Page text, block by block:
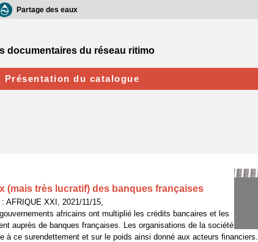
(mais très lucratif) des banques françaises
AFRIQUE XXI, 2021/11/15,
africains ont multiplié les crédits bancaires et les
auprès de banques françaises. Les organisations de la société
à ce surendettement et sur le poids ainsi donné aux acteurs financiers.
Partage des eaux
documentaires du réseau ritimo
Présentation du catalogue